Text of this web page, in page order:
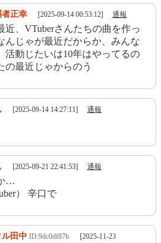
者正幸 [2025-09-14 00:53:12] 通報
近、VTuberさんたちの曲を作っ
んじゃが最近だからか、みんな
活動じたいは10年はやってるの
の最近じゃからのう
[2025-09-14 14:27:11] 通報
[2025-09-21 22:41:53] 通報
…
） 辛口で
田中 ID:9dc0df87b
[2025-11-23